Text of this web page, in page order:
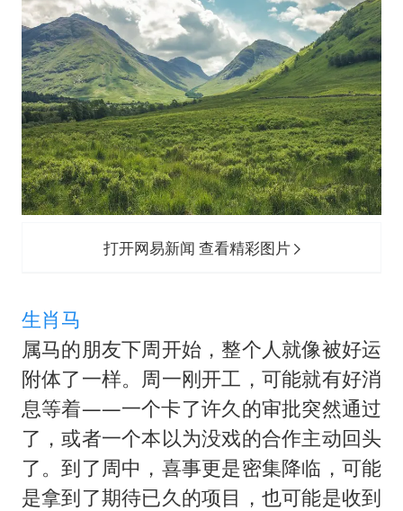
全球首个长时储能一体化产业园量产
四川宜宾地震网友称睡觉被摇醒
欧阳娜娜窦靖童好搭
“今天得有40℃了吧 为啥还不预警”
河南将重点打击十类新型黑恶犯罪
“新疆阿勒泰八月能滑雪”不实
夯实基础开新局
打开网易新闻 查看精彩图片
生肖马
属马的朋友下周开始，整个人就像被好运
附体了一样。周一刚开工，可能就有好消
息等着——一个卡了许久的审批突然通过
了，或者一个本以为没戏的合作主动回头
了。到了周中，喜事更是密集降临，可能
是拿到了期待已久的项目，也可能是收到